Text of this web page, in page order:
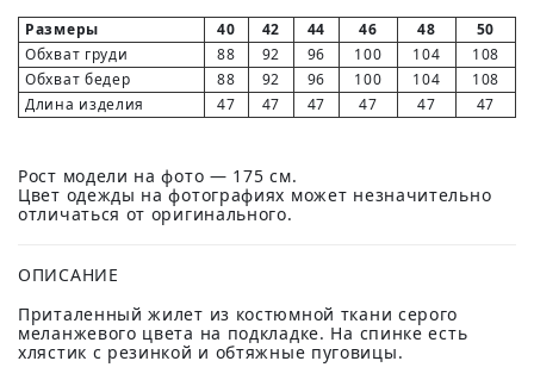
Размеры 40 42 44 46 48
50
Обхват груди
88 92 96 100 104
108
Обхват бедер
88 92 96 100 104
108
Длина изделия
47 47 47 47 47 47
Рост модели на фото — 175 см.
Цвет одежды на фотографиях может незначительно
отличаться от оригинального.
ОПИСАНИЕ
Приталенный жилет из костюмной ткани серого
меланжевого цвета на подкладке. На спинке есть
хлястик с резинкой и обтяжные пуговицы.